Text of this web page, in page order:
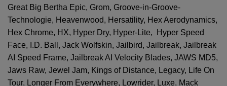
Great Big Bertha Epic, Grom, Groove-in-Groove-
Technologie, Heavenwood, Hersatility, Hex Aerodynamics,
Hex Chrome, HX, Hyper Dry, Hyper-Lite, Hyper Speed
Face, I.D. Ball, Jack Wolfskin, Jailbird, Jailbreak, Jailbreak
AI Speed Frame, Jailbreak AI Velocity Blades, JAWS MD5,
Jaws Raw, Jewel Jam, Kings of Distance, Legacy, Life On
Tour, Longer From Everywhere, Lowrider, Luxe, Mack